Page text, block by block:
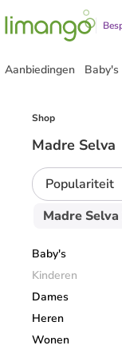
Aanbiedingen Baby's
Shop
Madre Selva
Populariteit
Madre Selva
Baby's
Kinderen
Dames
Heren
Wonen